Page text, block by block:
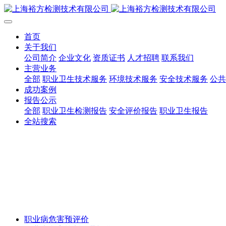
首页
关于我们
公司简介 企业文化 资质证书 人才招聘 联系我们
主营业务
全部 职业卫生技术服务 环境技术服务 安全技术服务 公
成功案例
报告公示
全部 职业卫生检测报告 安全评价报告 职业卫生报告
全站搜索
职业病危害预评价